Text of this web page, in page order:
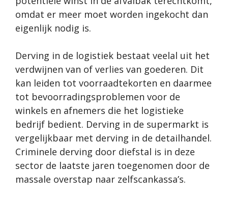
omdat er meer moet worden ingekocht dan
eigenlijk nodig is.
Derving in de logistiek bestaat veelal uit het
verdwijnen van of verlies van goederen. Dit
kan leiden tot voorraadtekorten en daarmee
tot bevoorradingsproblemen voor de
winkels en afnemers die het logistieke
bedrijf bedient. Derving in de supermarkt is
vergelijkbaar met derving in de detailhandel.
Criminele derving door diefstal is in deze
sector de laatste jaren toegenomen door de
massale overstap naar zelfscankassa’s.